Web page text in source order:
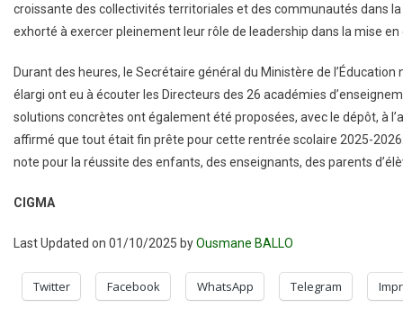
croissante des collectivités territoriales et des communautés dans la
exhorté à exercer pleinement leur rôle de leadership dans la mise
Durant des heures, le Secrétaire général du Ministère de
élargi ont eu à écouter les Directeurs des 26 académies
solutions concrètes ont également été proposées, avec le dépôt, à
affirmé que tout était fin prête pour cette rentrée scolaire 2025-
note pour la réussite des enfants, des enseignants, des parents
CIGMA
Last Updated on 01/10/2025 byOusmane BALLO
Twitter Facebook WhatsApp Telegram